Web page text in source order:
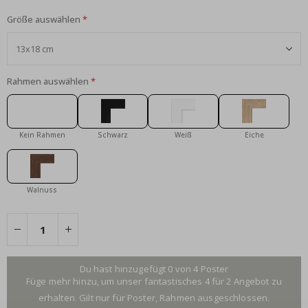
Größe auswählen
Rahmen auswählen
Kein Rahmen Schwarz Weiß Eiche
Walnuss
Du hast hinzugefügt 0 von 4 Poster
Füge mehr hinzu, um unser fantastisches 4 für 2 Angebot zu
erhalten. Gilt nur für Poster, Rahmen ausgeschlossen.